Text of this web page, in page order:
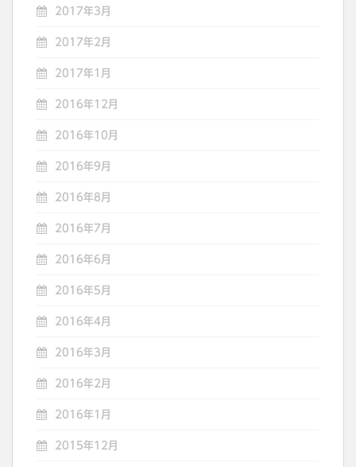
2017年3月
2017年2月
2017年1月
2016年12月
2016年10月
2016年9月
2016年8月
2016年7月
2016年6月
2016年5月
2016年4月
2016年3月
2016年2月
2016年1月
2015年12月